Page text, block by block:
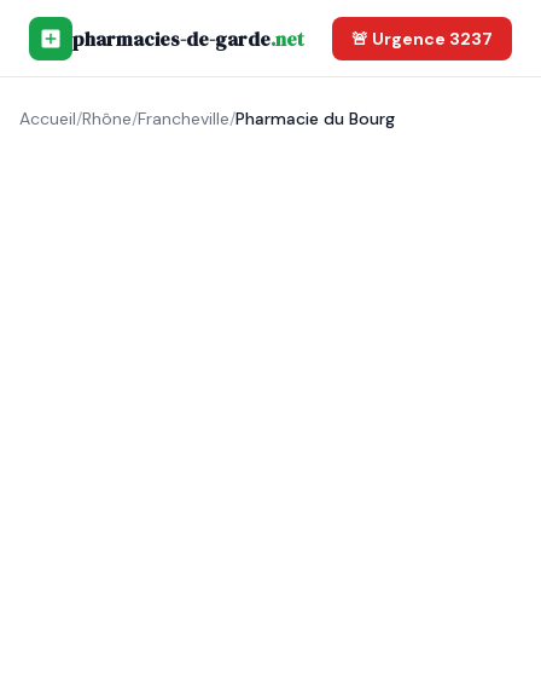
pharmacies-de-garde.net 🚨 Urgence 3237
Accueil/Rhône/Francheville/Pharmacie du Bourg